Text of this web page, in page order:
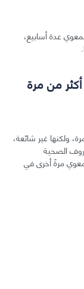
عدة أسابيع،
من مرة
ولكنها غير شائعة،
الصحية
مرةً أخرى في